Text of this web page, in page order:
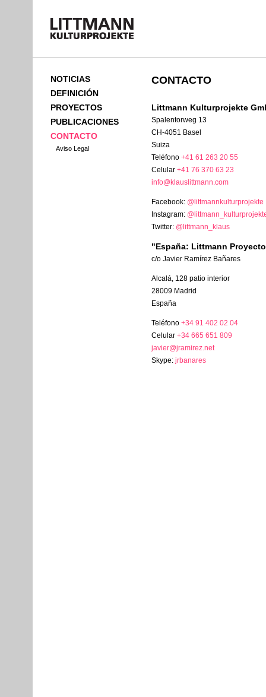
NOTICIAS
DEFINICIÓN
PROYECTOS
PUBLICACIONES
CONTACTO
Aviso Legal
CONTACTO
Littmann Kulturprojekte
Spalentorweg 13
CH-4051 Basel
Suiza
Teléfono +41 61 263 20 55
Celular +41 76 370 63 23
info@klauslittmann.com
Facebook: @littmannkulturprojekte
Instagram:
Twitter: @littmann_klaus
"España: Littmann
c/o Javier Ramírez Bañares
Alcalá, 128 patio interior
28009 Madrid
España
Teléfono +34 91 402 02 04
Celular +34 665 651 809
javier@jramirez.net
Skype: jrbanares